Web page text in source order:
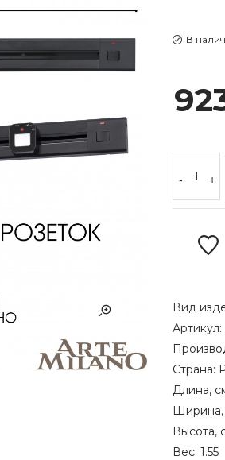
В
- +
Вид
Артикул:
Страна:
Длина,
Ширина,
Высота,
Вес: 1.55